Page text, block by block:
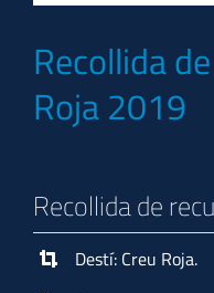
Recollida
Roja 2019
Recollida de
Destí: Creu Roja.